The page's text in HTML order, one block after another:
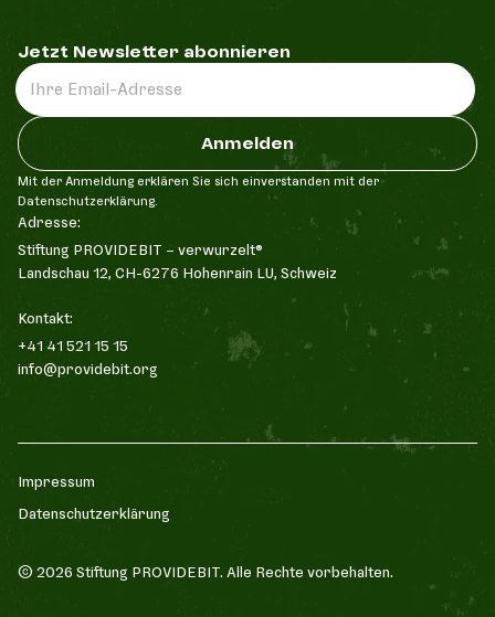
Jetzt Newsletter abonnieren
Mit der Anmeldung erklären Sie sich einverstanden mit der
Datenschutzerklärung.
Adresse:
Stiftung PROVIDEBIT - verwurzelt®
Landschau 12, CH-6276 Hohenrain LU, Schweiz
Kontakt:
+41 41 521 15 15
info@providebit.org
© 2026 Stiftung PROVIDEBIT. Alle Rechte vorbehalten.
Impressum
Datenschutzerklärung